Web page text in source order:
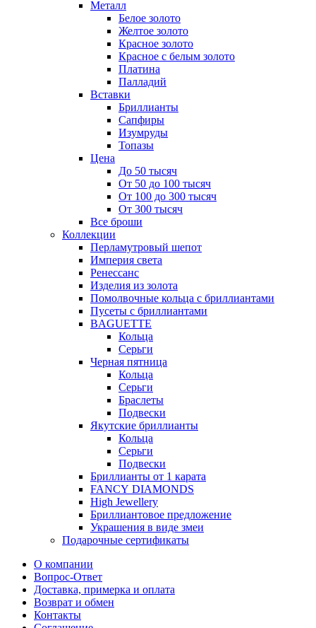
Металл
Белое золото
Желтое золото
Красное золото
Красное с белым золото
Платина
Палладий
Вставки
Бриллианты
Сапфиры
Изумруды
Топазы
Цена
До 50 тысяч
От 50 до 100 тысяч
От 100 до 300 тысяч
От 300 тысяч
Все броши
Коллекции
Перламутровый шепот
Империя света
Ренессанс
Изделия из золота
Помолвочные кольца с бриллиантами
Пусеты с бриллиантами
BAGUETTE
Кольца
Серьги
Черная пятница
Кольца
Серьги
Браслеты
Подвески
Якутские бриллианты
Кольца
Серьги
Подвески
Бриллианты от 1 карата
FANCY DIAMONDS
High Jewellery
Бриллиантовое предложение
Украшения в виде змеи
Подарочные сертификаты
О компании
Вопрос-Ответ
Доставка, примерка и оплата
Возврат и обмен
Контакты